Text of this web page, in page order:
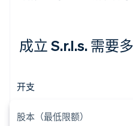
成立 S.r.l.s. 需要
开支
股本（最低限额）